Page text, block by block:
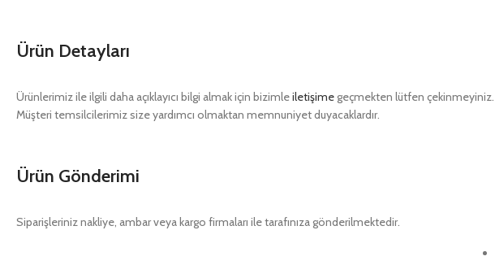
Ürün Detayları
Ürünlerimiz ile ilgili daha açıklayıcı bilgi almak için bizimleiletişimegeçmekten lütfen çekinmeyiniz.
Müşteri temsilcilerimiz size yardımcı olmaktan memnuniyet duyacaklardır.
Ürün Gönderimi
Siparişleriniz nakliye, ambar veya kargo firmaları ile tarafınıza gönderilmektedir.